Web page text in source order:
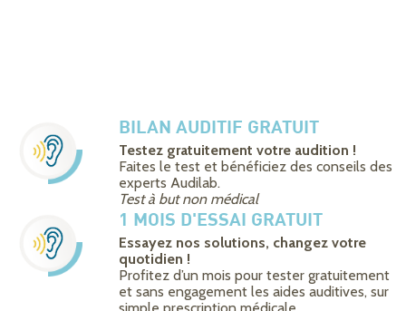
BILAN AUDITIF GRATUIT
Testez gratuitement votre audition !
Faites le test et bénéficiez des conseils des
experts Audilab.
Test à but non médical
1 MOIS D'ESSAI GRATUIT
Essayez nos solutions, changez votre
quotidien !
Profitez d’un mois pour tester gratuitement
et sans engagement les aides auditives, sur